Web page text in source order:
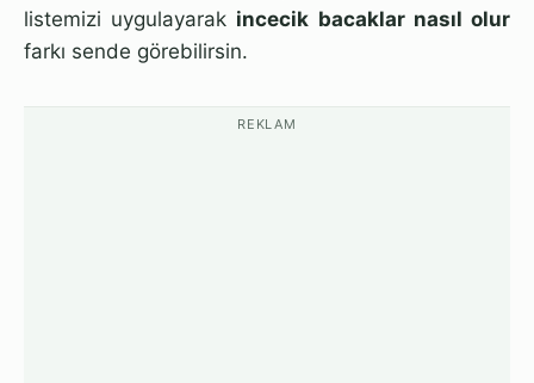
listemizi uygulayarak incecik bacaklar nasıl olur
farkı sende görebilirsin.
REKLAM